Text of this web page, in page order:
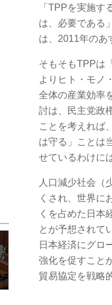
「TPPを実施
は、必要である
は、2011年のあ
そもそもTPPは
よりヒト・モノ
全体の産業効率
討は、民主党政
ことを考えれば
は守る」ことは
せているわけに
人口減少社会（
くされ、世界に
くを占めた日本
とが予想されて
日本経済にグロ
強化を促すこと
貿易協定を戦略